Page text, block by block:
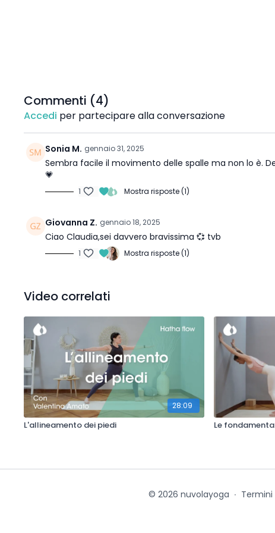
Commenti (4)
Accedi per partecipare alla conversazione
Sonia M. gennaio 31, 2025
Sembra facile il movimento delle spalle ma non lo è.
💗
1 Mostra risposte (1)
Giovanna Z. gennaio 18, 2025
Ciao Claudia,sei davvero bravissima 💞 tvb
1 Mostra risposte (1)
Video correlati
28:09
L'allineamento dei piedi Le
© 2026 nuvolayoga ∙ Termini